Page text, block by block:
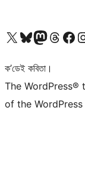
আমাৰ X (আগৰ Twitter) একাউণ্টলৈ যাওকআমাৰ Bluesky একাউণ্টলৈ যাওকআমাৰ Mastodon একাউণ্টলৈ যাওকআমাৰ Threads একাউণ্টলৈ যাওকআমাৰ Facebook পৃষ্ঠালৈ
আমাৰ
ক’ডেই কবিতা।
The
of the